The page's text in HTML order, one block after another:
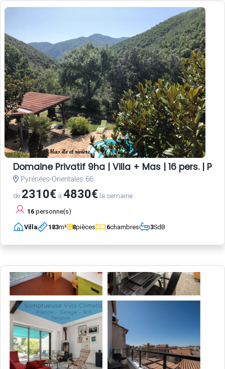
Domaine Privatif 9ha | Villa + Mas | 16 pers. |
Pyrénées-Orientales 66
de 2310€ à 4830€ la semaine
16 personne(s)
Villa 183m² 8pièces 6chambres 3SdB